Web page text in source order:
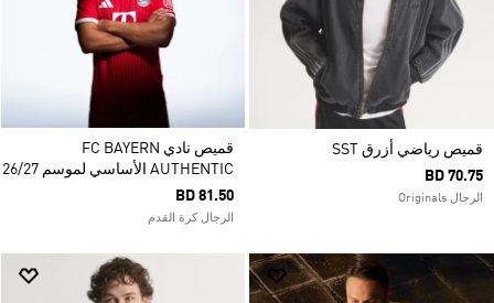
قميص رياضي أزرق SST
BD 70.75
الرجال Originals
قميص نادي FC BAYERN
AUTHENTIC الأساسي لموسم 26/27
BD 81.50
الرجال كرة القدم